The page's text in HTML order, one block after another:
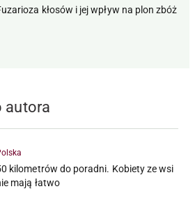
kłosów i jej wpływ na plon zbóż
autora
kilometrów do poradni. Kobiety ze wsi
mają łatwo